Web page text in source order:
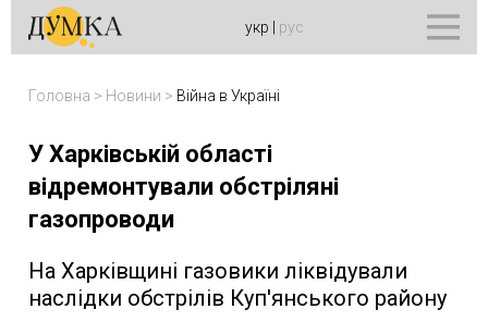
укр рус
Головна > Новини > Війна в Україні
У Харківській області
відремонтували обстріляні
газопроводи
На Харківщині газовики ліквідували
наслідки обстрілів Куп'янського району